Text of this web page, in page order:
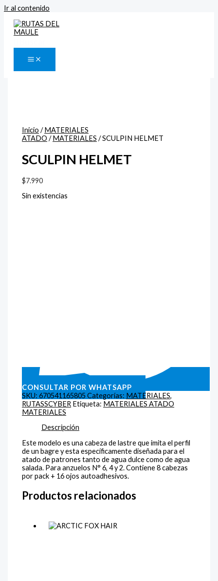
Ir al contenido
Inicio /MATERIALES
ATADO /MATERIALES / SCULPIN HELMET
SCULPIN HELMET
$7.990
Sin existencias
CONSULTAR POR WHATSAPP
SKU:670541165805 Categorías: MATERIALES,
RUTASSCYBER Etiqueta: MATERIALES ATADO
MATERIALES
Descripción
Este modelo es una cabeza de lastre que imita el perfil
de un bagre y esta específicamente diseñada para el
atado de patrones tanto de agua dulce como de agua
salada. Para anzuelos N° 6, 4 y 2. Contiene 8 cabezas
por pack + 16 ojos autoadhesivos.
Productos relacionados